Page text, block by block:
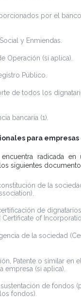
por el
y Enmiendas.
Operación (si aplica).
Público.
de todos los
bancaria (1).
para
radicada en
siguientes
de la
de
Certificate of
de la sociedad
Patente o similar en
empresa (si aplica).
de fondos
fondos).